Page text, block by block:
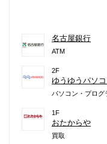
名古屋銀行
ATM
2F
ゆうゆうパソ
パソコン・プログ
1F
おたからや
買取